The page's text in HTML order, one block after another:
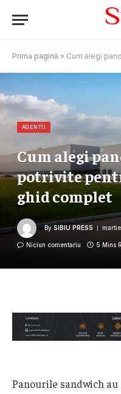
Prima pagină » Cum alegi panourile
AGENTII
Cum alegi
potrivite
ghid complet
By SIBIU PRESS
Niciun comentariu 5 Mins
Panourile sandwich